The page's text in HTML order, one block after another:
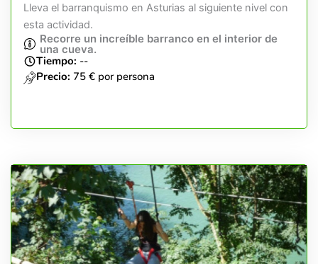
Lleva el barranquismo en Asturias al siguiente nivel con
esta actividad.
Recorre un increíble barranco en el interior de
una cueva.
Tiempo: --
Precio: 75 € por persona